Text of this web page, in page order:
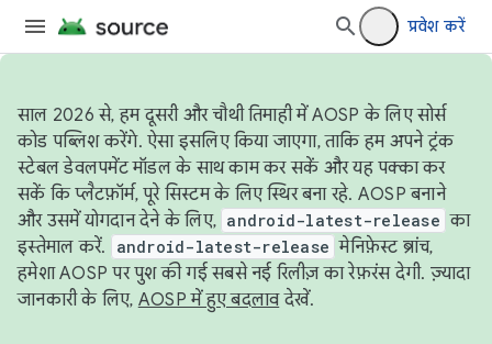
प्रवेश करें
साल 2026 से, हम दूसरी और चौथी तिमाही में AOSP के लिए सोर्स
कोड पब्लिश करेंगे. ऐसा इसलिए किया जाएगा, ताकि हम अपने ट्रंक
स्टेबल डेवलपमेंट मॉडल के साथ काम कर सकें और यह पक्का कर
सकें कि प्लैटफ़ॉर्म, पूरे सिस्टम के लिए स्थिर बना रहे. AOSP बनाने
और उसमें योगदान देने के लिए, android-latest-release का
इस्तेमाल करें.
android-latest-release मेनिफ़ेस्ट ब्रांच,
हमेशा AOSP पर पुश की गई सबसे नई रिलीज़ का रेफ़रंस देगी. ज़्यादा
जानकारी के लिए, AOSP में हुए बदलावदेखें.